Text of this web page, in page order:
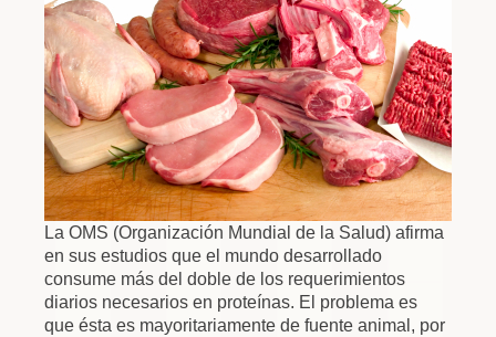
La OMS (Organización Mundial de la Salud) afirma
en sus estudios que el mundo desarrollado
consume más del doble de los requerimientos
diarios necesarios en proteínas. El problema es
que ésta es mayoritariamente de fuente animal, por